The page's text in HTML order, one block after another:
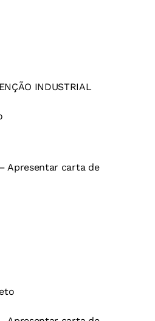
INDUSTRIAL
Apresentar carta de